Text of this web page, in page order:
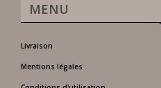
MENU
Livraison
Mentions légales